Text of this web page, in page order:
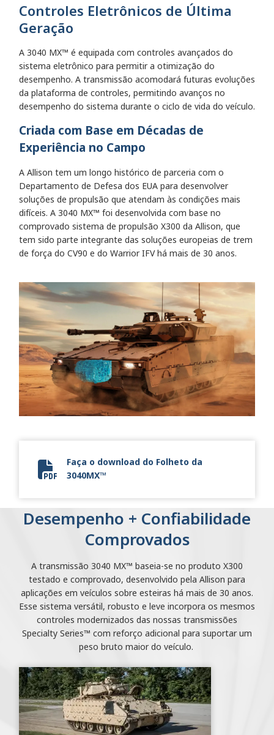
Controles Eletrônicos de Última
Geração
A 3040 MX™ é equipada com controles avançados do
sistema eletrônico para permitir a otimização do
desempenho. A transmissão acomodará futuras evoluções
da plataforma de controles, permitindo avanços no
desempenho do sistema durante o ciclo de vida do veículo.
Criada com Base em Décadas de
Experiência no Campo
A Allison tem um longo histórico de parceria com o
Departamento de Defesa dos EUA para desenvolver
soluções de propulsão que atendam às condições mais
difíceis. A 3040 MX™ foi desenvolvida com base no
comprovado sistema de propulsão X300 da Allison, que
tem sido parte integrante das soluções europeias de trem
de força do CV90 e do Warrior IFV há mais de 30 anos.
3040MX Defense Flyer
Faça o download do Folheto da
3040MX™
Desempenho + Confiabilidade
Comprovados
A transmissão 3040 MX™ baseia-se no produto X300
testado e comprovado, desenvolvido pela Allison para
aplicações em veículos sobre esteiras há mais de 30 anos.
Esse sistema versátil, robusto e leve incorpora os mesmos
controles modernizados das nossas transmissões
Specialty Series™ com reforço adicional para suportar um
peso bruto maior do veículo.